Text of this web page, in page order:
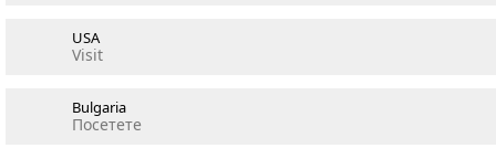
USA
Visit
Bulgaria
Посетете